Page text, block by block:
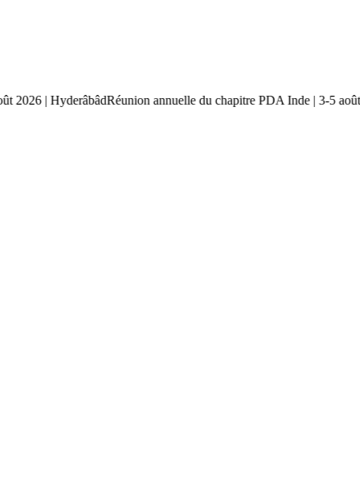
août 2026 | HyderâbâdRéunion annuelle du chapitre PDA Inde | 3-5